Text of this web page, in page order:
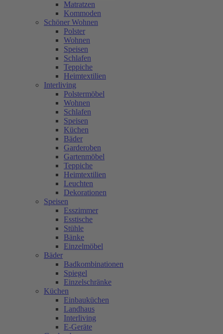
Matratzen
Kommoden
Schöner Wohnen
Polster
Wohnen
Speisen
Schlafen
Teppiche
Heimtextilien
Interliving
Polstermöbel
Wohnen
Schlafen
Speisen
Küchen
Bäder
Garderoben
Gartenmöbel
Teppiche
Heimtextilien
Leuchten
Dekorationen
Speisen
Esszimmer
Esstische
Stühle
Bänke
Einzelmöbel
Bäder
Badkombinationen
Spiegel
Einzelschränke
Küchen
Einbauküchen
Landhaus
Interliving
E-Geräte